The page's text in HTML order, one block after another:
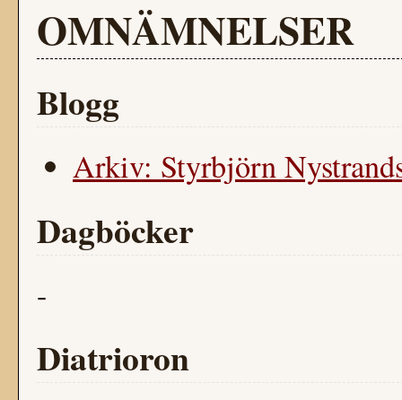
OMNÄMNELSER
Blogg
Arkiv: Styrbjörn
Dagböcker
-
Diatrioron